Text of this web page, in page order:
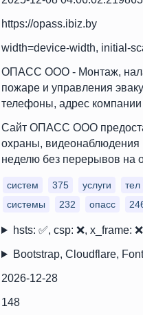
https://opass.ibiz.by
width=device-width, initial-
ОПАСС ООО - Монтаж,
пожаре и управления
телефоны, адрес
Сайт ОПАСС ООО
охраны, видеонаблюдения
неделю без перерывов на
систем 375 услуги тел
системы
232 опасс
hsts: ✅, csp: ❌, x_frame:
Bootstrap, Cloudflare,
2026-12-28
148